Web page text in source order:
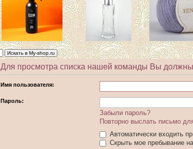
Для просмотра списка нашей команды Вы
Имя пользователя:
Пароль:
Забыли пароль?
Повторно выслать письмо
Автоматически входить
Скрыть мое пребывание